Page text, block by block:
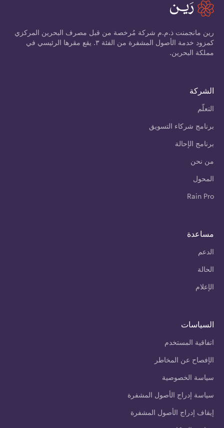
رين مانجمنت ذ.م.م شركة مُرخصة من قبل مصرف البحرين المركزي
كمزود خدمة الأصول المشفرة من الفئة ٣. يقع مقرها الرئيسي في
مملكة البحرين.
الشركة
التعلّم
برنامج شركاء التسويق
برنامج الإحالة
من نحن
المحول
Rain Pro
مساعدة
الدعم
الحالة
الإعلام
السياسات
اتفاقية المستخدم
الإفصاح عن المخاطر
سياسة الخصوصية
سياسة إدراج الأصول المشفرة
إيقاف إدراج الأصول المشفرة